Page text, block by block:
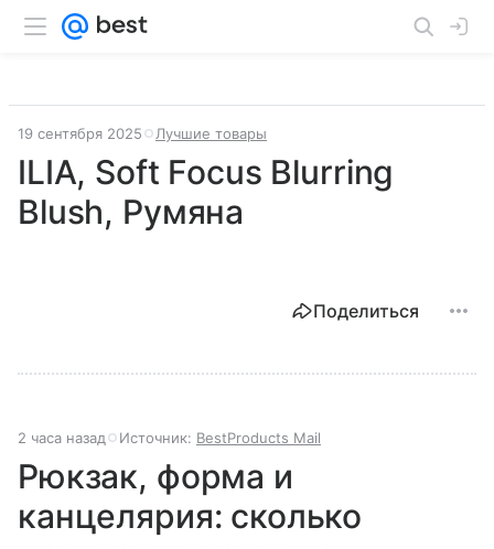
19 сентября 2025 Лучшие товары
ILIA, Soft Focus Blurring
Blush, Румяна
Поделиться
2 часа назад Источник: BestProducts Mail
Рюкзак, форма и
канцелярия: сколько